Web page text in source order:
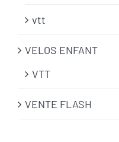
vtt
VELOS ENFANT
VTT
VENTE FLASH